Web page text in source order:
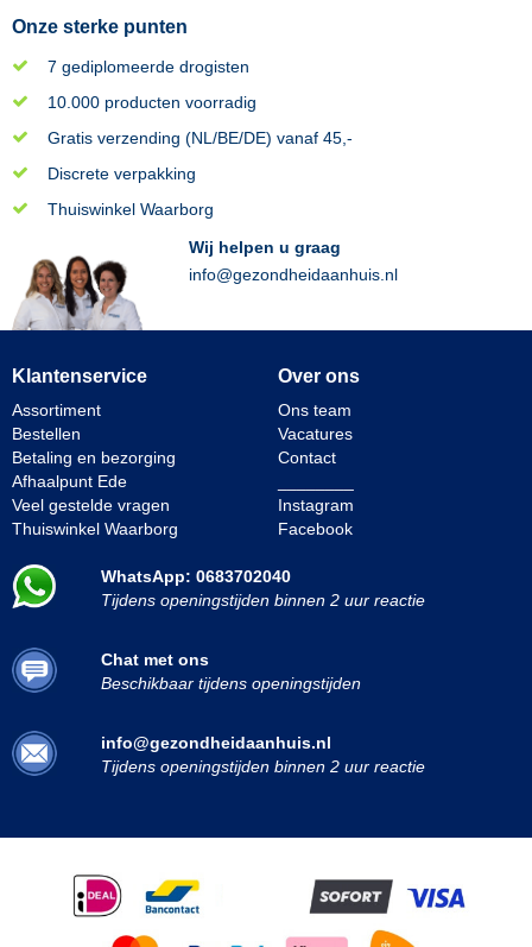
Onze sterke punten
7 gediplomeerde drogisten
10.000 producten voorradig
Gratis verzending (NL/BE/DE) vanaf 45,-
Discrete verpakking
Thuiswinkel Waarborg
Wij helpen u graag
info@gezondheidaanhuis.nl
Klantenservice
Assortiment
Bestellen
Betaling en bezorging
Afhaalpunt Ede
Veel gestelde vragen
Thuiswinkel Waarborg
Over ons
Ons team
Vacatures
Contact
Instagram
Facebook
WhatsApp: 0683702040
Tijdens openingstijden binnen 2 uur reactie
Chat met ons
Beschikbaar tijdens openingstijden
info@gezondheidaanhuis.nl
Tijdens openingstijden binnen 2 uur reactie